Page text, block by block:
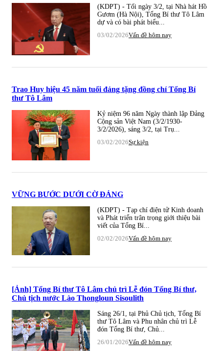
(KDPT) - Tối ngày 3/2, tại Nhà hát Hồ
Gươm (Hà Nội), Tổng Bí thư Tô Lâm
dự và có bài phát biểu...
03/02/2026Vấn đề hôm nay
Trao Huy hiệu 45 năm tuổi đảng tặng đồng chí Tổng Bí
thư Tô Lâm
Kỷ niệm 96 năm Ngày thành lập Đảng
Cộng sản Việt Nam (3/2/1930-
3/2/2026), sáng 3/2, tại Trụ...
03/02/2026Sự kiện
VỮNG BƯỚC DƯỚI CỜ ĐẢNG
(KDPT) - Tạp chí điện tử Kinh doanh
và Phát triển trân trọng giới thiệu bài
viết của Tổng Bí...
02/02/2026Vấn đề hôm nay
[Ảnh] Tổng Bí thư Tô Lâm chủ trì Lễ đón Tổng Bí thư,
Chủ tịch nước Lào Thongloun Sisoulith
Sáng 26/1, tại Phủ Chủ tịch, Tổng Bí
thư Tô Lâm và Phu nhân chủ trì Lễ
đón Tổng Bí thư, Chủ...
26/01/2026Vấn đề hôm nay